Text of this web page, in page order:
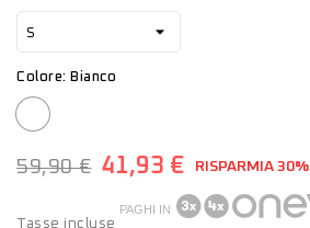
Colore: Bianco
Bianco
59,90 € 41,93 € RISPARMIA 30%
Tasse incluse
PAGHI IN